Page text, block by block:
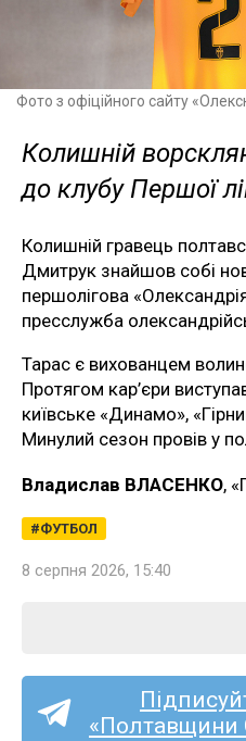
Фото з офіційного сайту
Колишній
до клубу Першої
Колишній гравець
Дмитрук знайшов собі
першолігова
пресслужба
Тарас є вихованцем
Протягом кар’єри
київське «Динамо»,
Минулий сезон провів у
Владислав ВЛАСЕНКО,
ФУТБОЛ
8 серпня 2026, 15:40
«Полтавщини